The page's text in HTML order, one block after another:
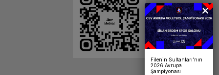
Filenin Sultanları’nın
2026 Avrupa
Şampiyonası